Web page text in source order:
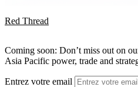
Red Thread
Coming soon: Don’t miss out on
Asia Pacific power, trade and
Entrez votre email